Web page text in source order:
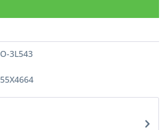
O-3L543
55X4664